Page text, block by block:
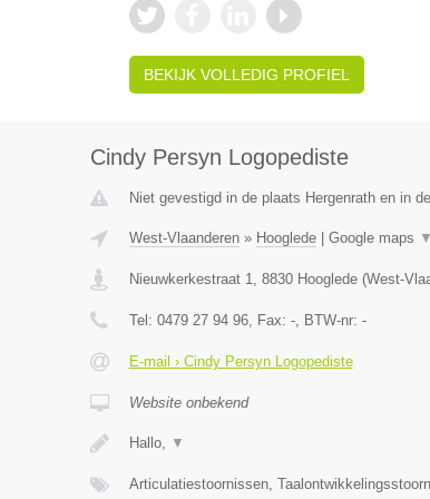
BEKIJK VOLLEDIG PROFIEL
Cindy Persyn Logopediste
Niet gevestigd in de plaats Hergenrath en in
West-Vlaanderen» Hooglede| Google maps ▼
Nieuwkerkestraat 1, 8830 Hooglede(West-
Tel: 0479 27 94 96, Fax: -, BTW-nr: -
E-mail › Cindy Persyn Logopediste
Website onbekend
Hallo, ▼
Articulatiestoornissen,